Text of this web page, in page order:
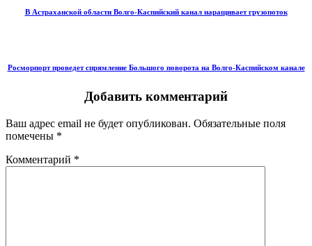
В Астраханской области Волго-Каспийский канал наращивает грузопоток
Росморпорт проведет спрямление Большого поворота на Волго-Каспийском канале
Добавить комментарий
Ваш адрес email не будет опубликован. Обязательные поля
помечены *
Комментарий *